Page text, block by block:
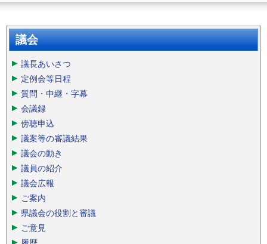
議会
議長あいさつ
定例会等日程
質問・中継・字幕
会議録
傍聴申込
議案等の審議結果
議会の動き
議員の紹介
議会広報
ご案内
県議会の役割と審議
ご意見